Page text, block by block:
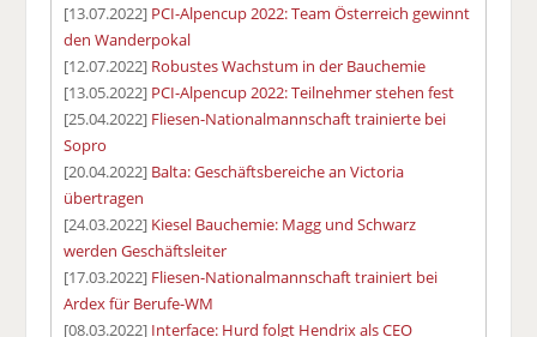
[13.07.2022] PCI-Alpencup 2022: Team Österreich gewinnt
den Wanderpokal
[12.07.2022] Robustes Wachstum in der Bauchemie
[13.05.2022] PCI-Alpencup 2022: Teilnehmer stehen fest
[25.04.2022] Fliesen-Nationalmannschaft trainierte bei
Sopro
[20.04.2022] Balta: Geschäftsbereiche an Victoria
übertragen
[24.03.2022] Kiesel Bauchemie: Magg und Schwarz
werden Geschäftsleiter
[17.03.2022] Fliesen-Nationalmannschaft trainiert bei
Ardex für Berufe-WM
[08.03.2022] Interface: Hurd folgt Hendrix als CEO